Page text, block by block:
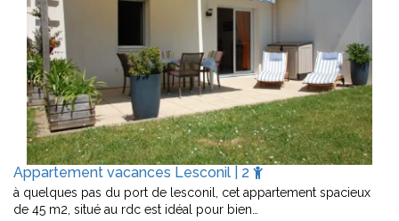
Appartement vacances Lesconil | 2
à quelques pas du port de lesconil, cet appartement spacieux
de 45 m2, situé au rdc est idéal pour bien…